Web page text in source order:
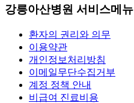
강릉아산병원 서비스메뉴
환자의 권리와 의무
이용약관
개인정보처리방침
이메일무단수집거부
계정 정책 안내
비급여 진료비용